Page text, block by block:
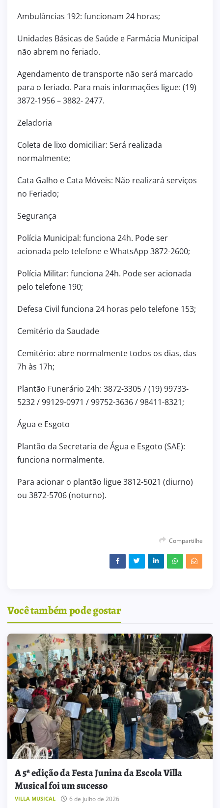
Ambulâncias 192: funcionam 24 horas;
Unidades Básicas de Saúde e Farmácia Municipal
não abrem no feriado.
Agendamento de transporte não será marcado
para o feriado. Para mais informações ligue: (19)
3872-1956 – 3882- 2477.
Zeladoria
Coleta de lixo domiciliar: Será realizada
normalmente;
Cata Galho e Cata Móveis: Não realizará serviços
no Feriado;
Segurança
Polícia Municipal: funciona 24h. Pode ser
acionada pelo telefone e WhatsApp 3872-2600;
Polícia Militar: funciona 24h. Pode ser acionada
pelo telefone 190;
Defesa Civil funciona 24 horas pelo telefone 153;
Cemitério da Saudade
Cemitério: abre normalmente todos os dias, das
7h às 17h;
Plantão Funerário 24h: 3872-3305 / (19) 99733-
5232 / 99129-0971 / 99752-3636 / 98411-8321;
Água e Esgoto
Plantão da Secretaria de Água e Esgoto (SAE):
funciona normalmente.
Para acionar o plantão ligue 3812-5021 (diurno)
ou 3872-5706 (noturno).
Compartilhe
Você também pode gostar
A 5ª edição da Festa Junina da Escola Villa
Musical foi um sucesso
VILLA MUSICAL 6 de julho de 2026